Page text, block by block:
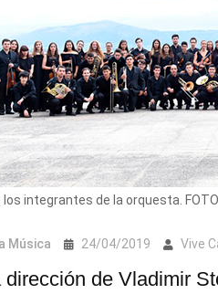
los integrantes de la orquesta.
Música 24/04/2019 Vive
dirección de Vladimir